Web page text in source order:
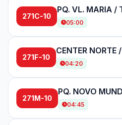
271C-10
05:00
271F-10
04:20
271M-10
04:45